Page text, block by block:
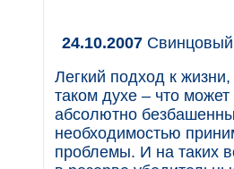
24.10.2007
Легкий подход к
таком духе – что
абсолютно
необходимостью
проблемы. И на таких